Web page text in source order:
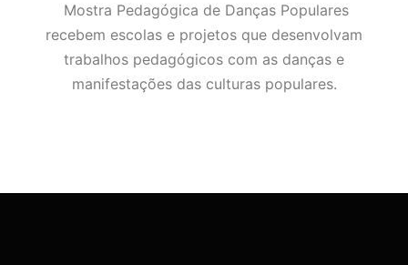
Mostra Pedagógica de Danças Populares
recebem escolas e projetos que desenvolvam
trabalhos pedagógicos com as danças e
manifestações das culturas populares.